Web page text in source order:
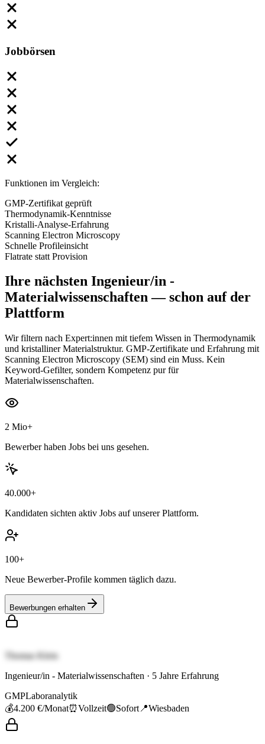
Jobbörsen
Funktionen im Vergleich:
GMP-Zertifikat geprüft
Thermodynamik-Kenntnisse
Kristalli-Analyse-Erfahrung
Scanning Electron Microscopy
Schnelle Profileinsicht
Flatrate statt Provision
Ihre nächsten Ingenieur/in -
Materialwissenschaften— schon auf der
Plattform
Wir filtern nach Expert:innen mit tiefem Wissen in Thermodynamik
und kristalliner Materialstruktur. GMP-Zertifikate und Erfahrung mit
Scanning Electron Microscopy (SEM) sind ein Muss. Kein
Keyword-Gefilter, sondern Kompetenz pur für
Materialwissenschaften.
2 Mio+
Bewerber haben Jobs bei uns gesehen.
40.000+
Kandidaten sichten aktiv Jobs auf unserer Plattform.
100+
Neue Bewerber-Profile kommen täglich dazu.
Bewerbungen erhalten
Thomas Klein
Ingenieur/in - Materialwissenschaften · 5 Jahre Erfahrung
GMPLaboranalytik
💰4.200 €/Monat⏰Vollzeit🟢Sofort 📍Wiesbaden